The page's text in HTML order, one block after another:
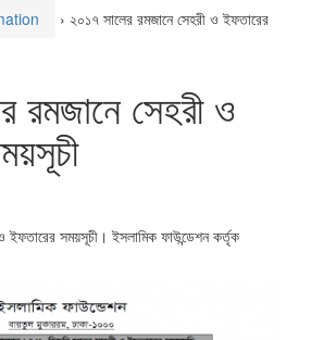
› ২০১৭ সালের রমজানে সেহরী ও ইফতারের
রমজানে সেহরী ও
ইফতারের সময়সূচী। ইসলামিক ফাউন্ডেশন কর্তৃক